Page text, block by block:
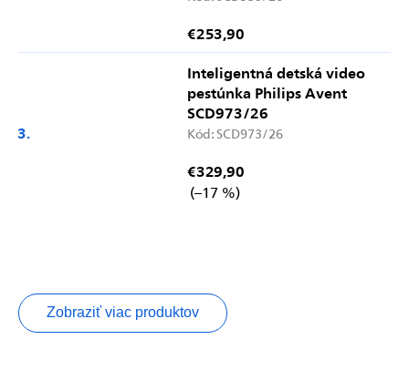
€253,90
Inteligentná detská video
pestúnka Philips Avent
SCD973/26
Kód:SCD973/26
(–17 %)
€329,90
Zobraziť viac produktov